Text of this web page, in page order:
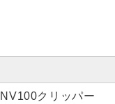
NV100クリッパー